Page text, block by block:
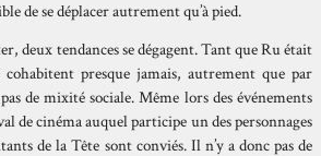
de se déplacer autrement qu’à pied.
deux tendances se dégagent. Tant que Ru était
presque jamais, autrement que par
de mixité sociale. Même lors des événements
de cinéma auquel participe un des personnages
de la Tête sont conviés. Il n’y a donc pas de